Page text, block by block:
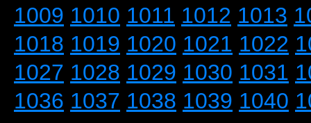
1009 1010 1011 1012 1013
1018 1019 1020 1021 1022
1027 1028 1029 1030 1031
1036 1037 1038 1039 1040